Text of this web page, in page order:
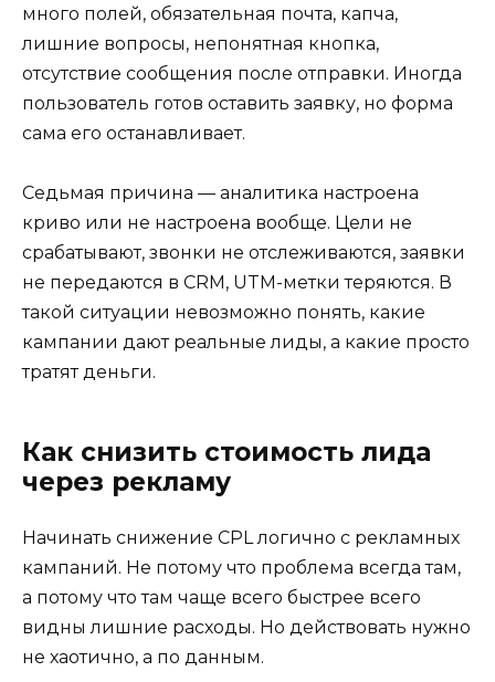
много полей, обязательная почта, капча,
лишние вопросы, непонятная кнопка,
отсутствие сообщения после отправки. Иногда
пользователь готов оставить заявку, но форма
сама его останавливает.
Седьмая причина — аналитика настроена
криво или не настроена вообще. Цели не
срабатывают, звонки не отслеживаются, заявки
не передаются в CRM, UTM-метки теряются. В
такой ситуации невозможно понять, какие
кампании дают реальные лиды, а какие просто
тратят деньги.
Как снизить стоимость лида
через рекламу
Начинать снижение CPL логично с рекламных
кампаний. Не потому что проблема всегда там,
а потому что там чаще всего быстрее всего
видны лишние расходы. Но действовать нужно
не хаотично, а по данным.